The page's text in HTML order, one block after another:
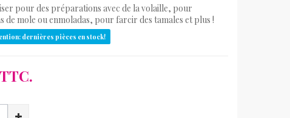
pour des préparations avec de la volaille, pour
de mole ou enmoladas, pour farcir des tamales et plus !
dernières pièces en stock!
TTC.